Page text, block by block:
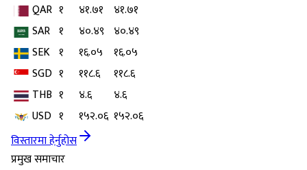
QAR १ ४१.७१
४१.७१
SAR १ ४०.४९ ४०.४९
SEK १ १६.०५
१६.०५
SGD १ ११८.६
११८.६
THB १ ४.६
४.६
USD १ १५२.०६ १५२.०६
विस्तारमा हेर्नुहोस
प्रमुख समाचार